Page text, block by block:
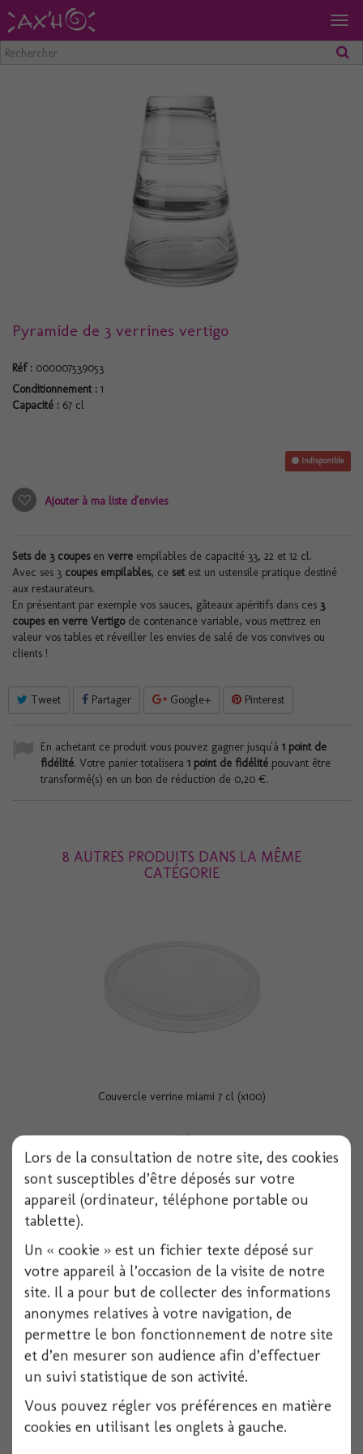
Pyramide de 3 verrines vertigo
Réf : 000007539053
Conditionnement : 1
Capacité : 67 cl
Indisponible
Ajouter à ma liste d'envies
Sets de 3 coupes en verre empilables de capacité 33, 22 et 12 cl.
Avec ses 3 coupes empilables, ce setest un ustensile pratique destiné
aux restaurateurs.
En présentant par exemple vos sauces, gâteaux apéritifs dans ces 3
coupes en verre Vertigode contenance variable, vous mettrez en
valeur vos tables et réveiller les envies de salé de vos convives ou
clients !
Tweet Partager Google+ Pinterest
En achetant ce produit vous pouvez gagner jusqu'à 1 point de
fidélité. Votre panier totalisera 1 point de fidélité pouvant être
transformé(s) en un bon de réduction de 0,20 €.
8 AUTRES PRODUITS DANS LA MÊME
CATÉGORIE
Couvercle verrine miami 7 cl (x100)
100 pièces
Voir
Bocal 30 cl en plastique x6
Lors de la consultation de notre site, des cookies
sont susceptibles d’être déposés sur votre
appareil (ordinateur, téléphone portable ou
tablette).
Un « cookie » est un fichier texte déposé sur
votre appareil à l’occasion de la visite de notre
site. Il a pour but de collecter des informations
anonymes relatives à votre navigation, de
permettre le bon fonctionnement de notre site
et d’en mesurer son audience afin d’effectuer
un suivi statistique de son activité.
Vous pouvez régler vos préférences en matière
cookies en utilisant les onglets à gauche.